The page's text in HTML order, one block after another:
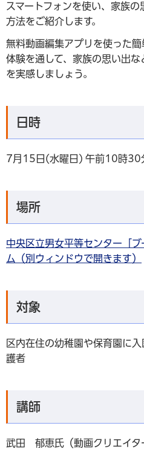
スマートフォンを使い、家族
方法をご紹介します。
無料動画編集アプリを使った
体験を通して、家族の思い出
を実感しましょう。
日時
7月15日(水曜日) 午前10時30
場所
中央区立男女平等センター「
ム（別ウィンドウで開きます）
対象
区内在住の幼稚園や保育園に
護者
講師
武田 郁恵氏（動画クリエイタ